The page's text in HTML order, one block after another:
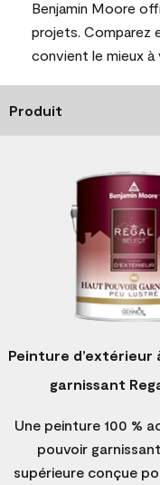
Benjamin Moore
projets. Comparez
convient le mieux à
Produit
Peinture d’extérieur
garnissant
Une peinture 100 %
pouvoir
supérieure conçue